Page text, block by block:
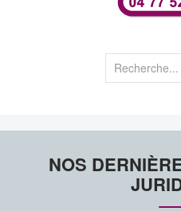
NOS